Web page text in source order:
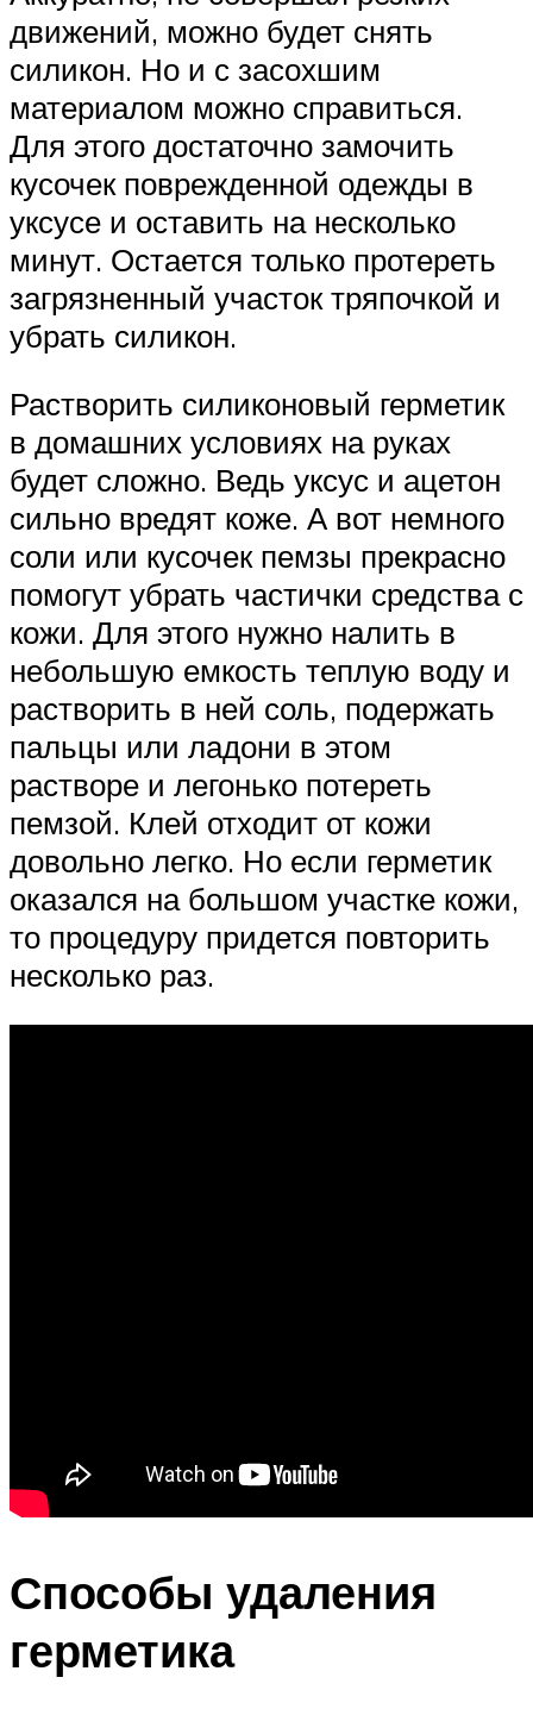
движений, можно будет снять
силикон. Но и с засохшим
материалом можно справиться.
Для этого достаточно замочить
кусочек поврежденной одежды в
уксусе и оставить на несколько
минут. Остается только протереть
загрязненный участок тряпочкой и
убрать силикон.
Растворить силиконовый герметик
в домашних условиях на руках
будет сложно. Ведь уксус и ацетон
сильно вредят коже. А вот немного
соли или кусочек пемзы прекрасно
помогут убрать частички средства с
кожи. Для этого нужно налить в
небольшую емкость теплую воду и
растворить в ней соль, подержать
пальцы или ладони в этом
растворе и легонько потереть
пемзой. Клей отходит от кожи
довольно легко. Но если герметик
оказался на большом участке кожи,
то процедуру придется повторить
несколько раз.
Способы удаления
герметика